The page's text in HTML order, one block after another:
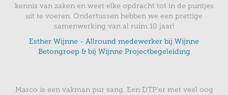
kennis van zaken en weet elke opdracht tot in de puntjes
uit te voeren. Ondertussen hebben we een prettige
samenwerking van al ruim 10 jaar!
Esther Wijnne - Allround medewerker bij Wijnne
Betongroep & bij Wijnne Projectbegeleiding
Marco is een vakman pur sang. Een DTP'er met veel oog